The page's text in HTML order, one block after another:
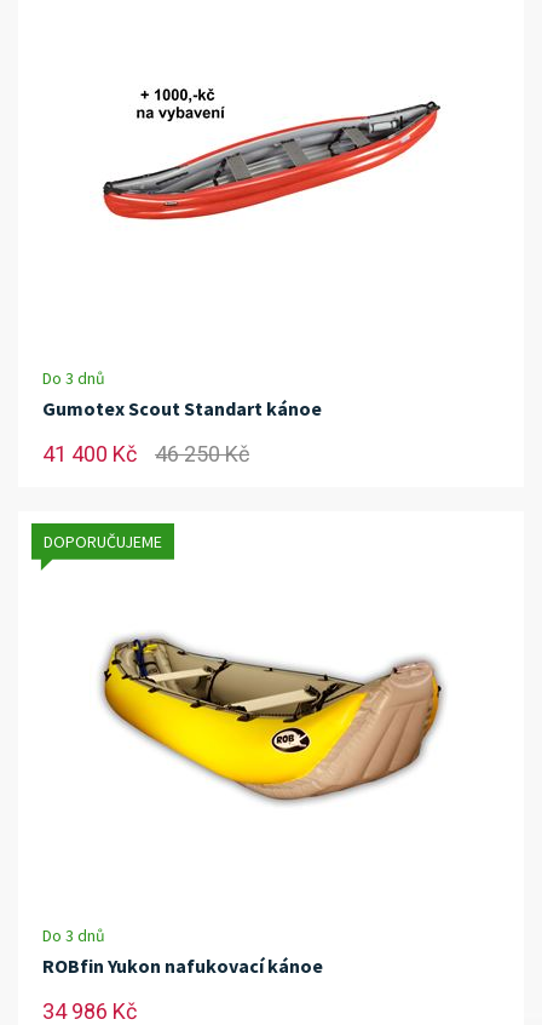
Do 3 dnů
Gumotex Scout Standart kánoe
41 400 Kč 46 250 Kč
DOPORUČUJEME
Do 3 dnů
ROBfin Yukon nafukovací kánoe
34 986 Kč